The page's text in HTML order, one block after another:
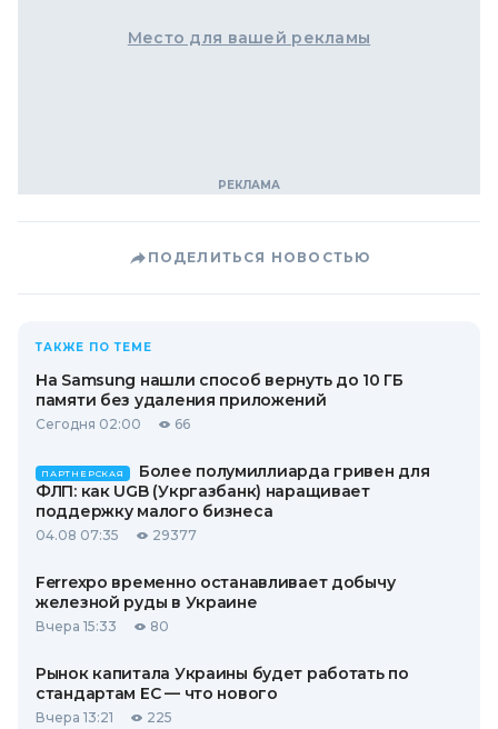
Место для вашей рекламы
ПОДЕЛИТЬСЯ НОВОСТЬЮ
ТАКЖЕ ПО ТЕМЕ
На Samsung нашли способ вернуть до 10 ГБ
памяти без удаления приложений
Сегодня 02:00 66
ПАРТНЕРСКАЯ
Более полумиллиарда гривен для
ФЛП: как UGB (Укргазбанк) наращивает
поддержку малого бизнеса
04.08 07:35 29377
Ferrexpo временно останавливает добычу
железной руды в Украине
Вчера 15:33 80
Рынок капитала Украины будет работать по
стандартам ЕС — что нового
Вчера 13:21 225